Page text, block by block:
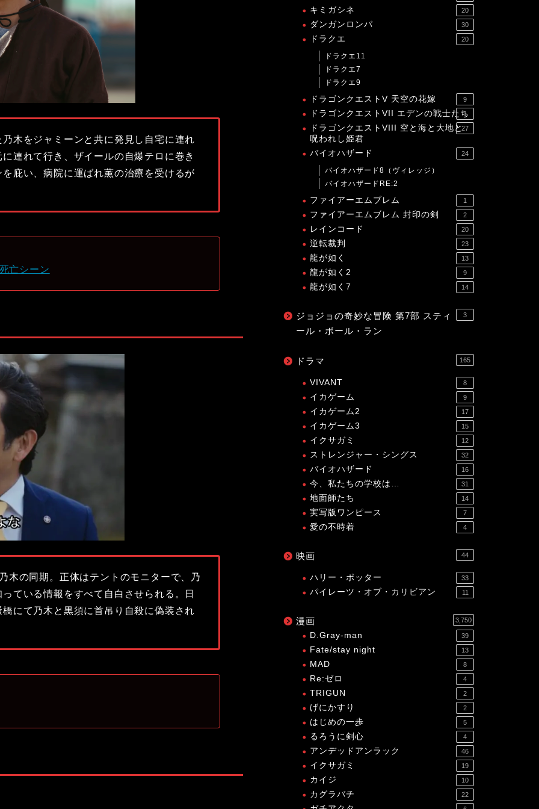
木をジャミーンと共に発見し自宅に連れ
連れて行き、ザイールの自爆テロに巻き
庇い、病院に運ばれ薫の治療を受けるが
亡シーン
木の同期。正体はテントのモニターで、乃
ている情報をすべて自白させられる。日
にて乃木と黒須に首吊り自殺に偽装され
キミガシネ
20
ダンガンロンパ 30
ドラクエ 20
ドラクエ11
ドラクエ7
ドラクエ9
ドラゴンクエストV 天空の花嫁 9
ドラゴンクエストVII エデンの戦士たち
1
ドラゴンクエストVIII 空と海と大地と
呪われし姫君
27
バイオハザード 24
バイオハザード8（ヴィレッジ）
バイオハザードRE:2
ファイアーエムブレム 1
ファイアーエムブレム 封印の剣 2
レインコード 20
逆転裁判 23
龍が如く 13
龍が如く2 9
龍が如く7 14
ジョジョの奇妙な冒険 第7部 スティ
ール・ボール・ラン
3
ドラマ 165
VIVANT 8
イカゲーム 9
イカゲーム2 17
イカゲーム3 15
イクサガミ 12
ストレンジャー・シングス 32
バイオハザード 16
今、私たちの学校は… 31
地面師たち 14
実写版ワンピース 7
愛の不時着 4
映画 44
ハリー・ポッター 33
パイレーツ・オブ・カリビアン 11
漫画 3,750
D.Gray-man 39
Fate/stay night 13
MAD 8
Re:ゼロ 4
TRIGUN 2
げにかすり 2
はじめの一歩 5
るろうに剣心 4
アンデッドアンラック 46
イクサガミ 19
カイジ 10
カグラバチ 22